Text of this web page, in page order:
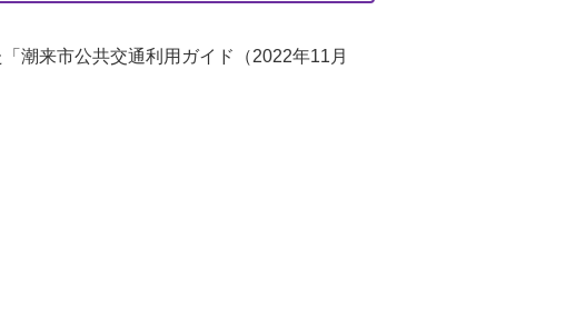
潮来市公共交通利用ガイド（2022年11月